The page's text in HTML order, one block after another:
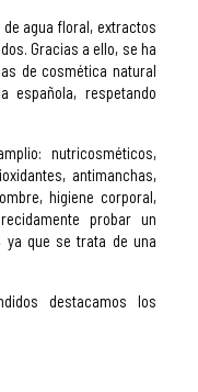
agua floral, extractos
Gracias a ello, se ha
de cosmética natural
española, respetando
nutricosméticos,
antimanchas,
higiene corporal,
probar un
ya que se trata de una
destacamos los